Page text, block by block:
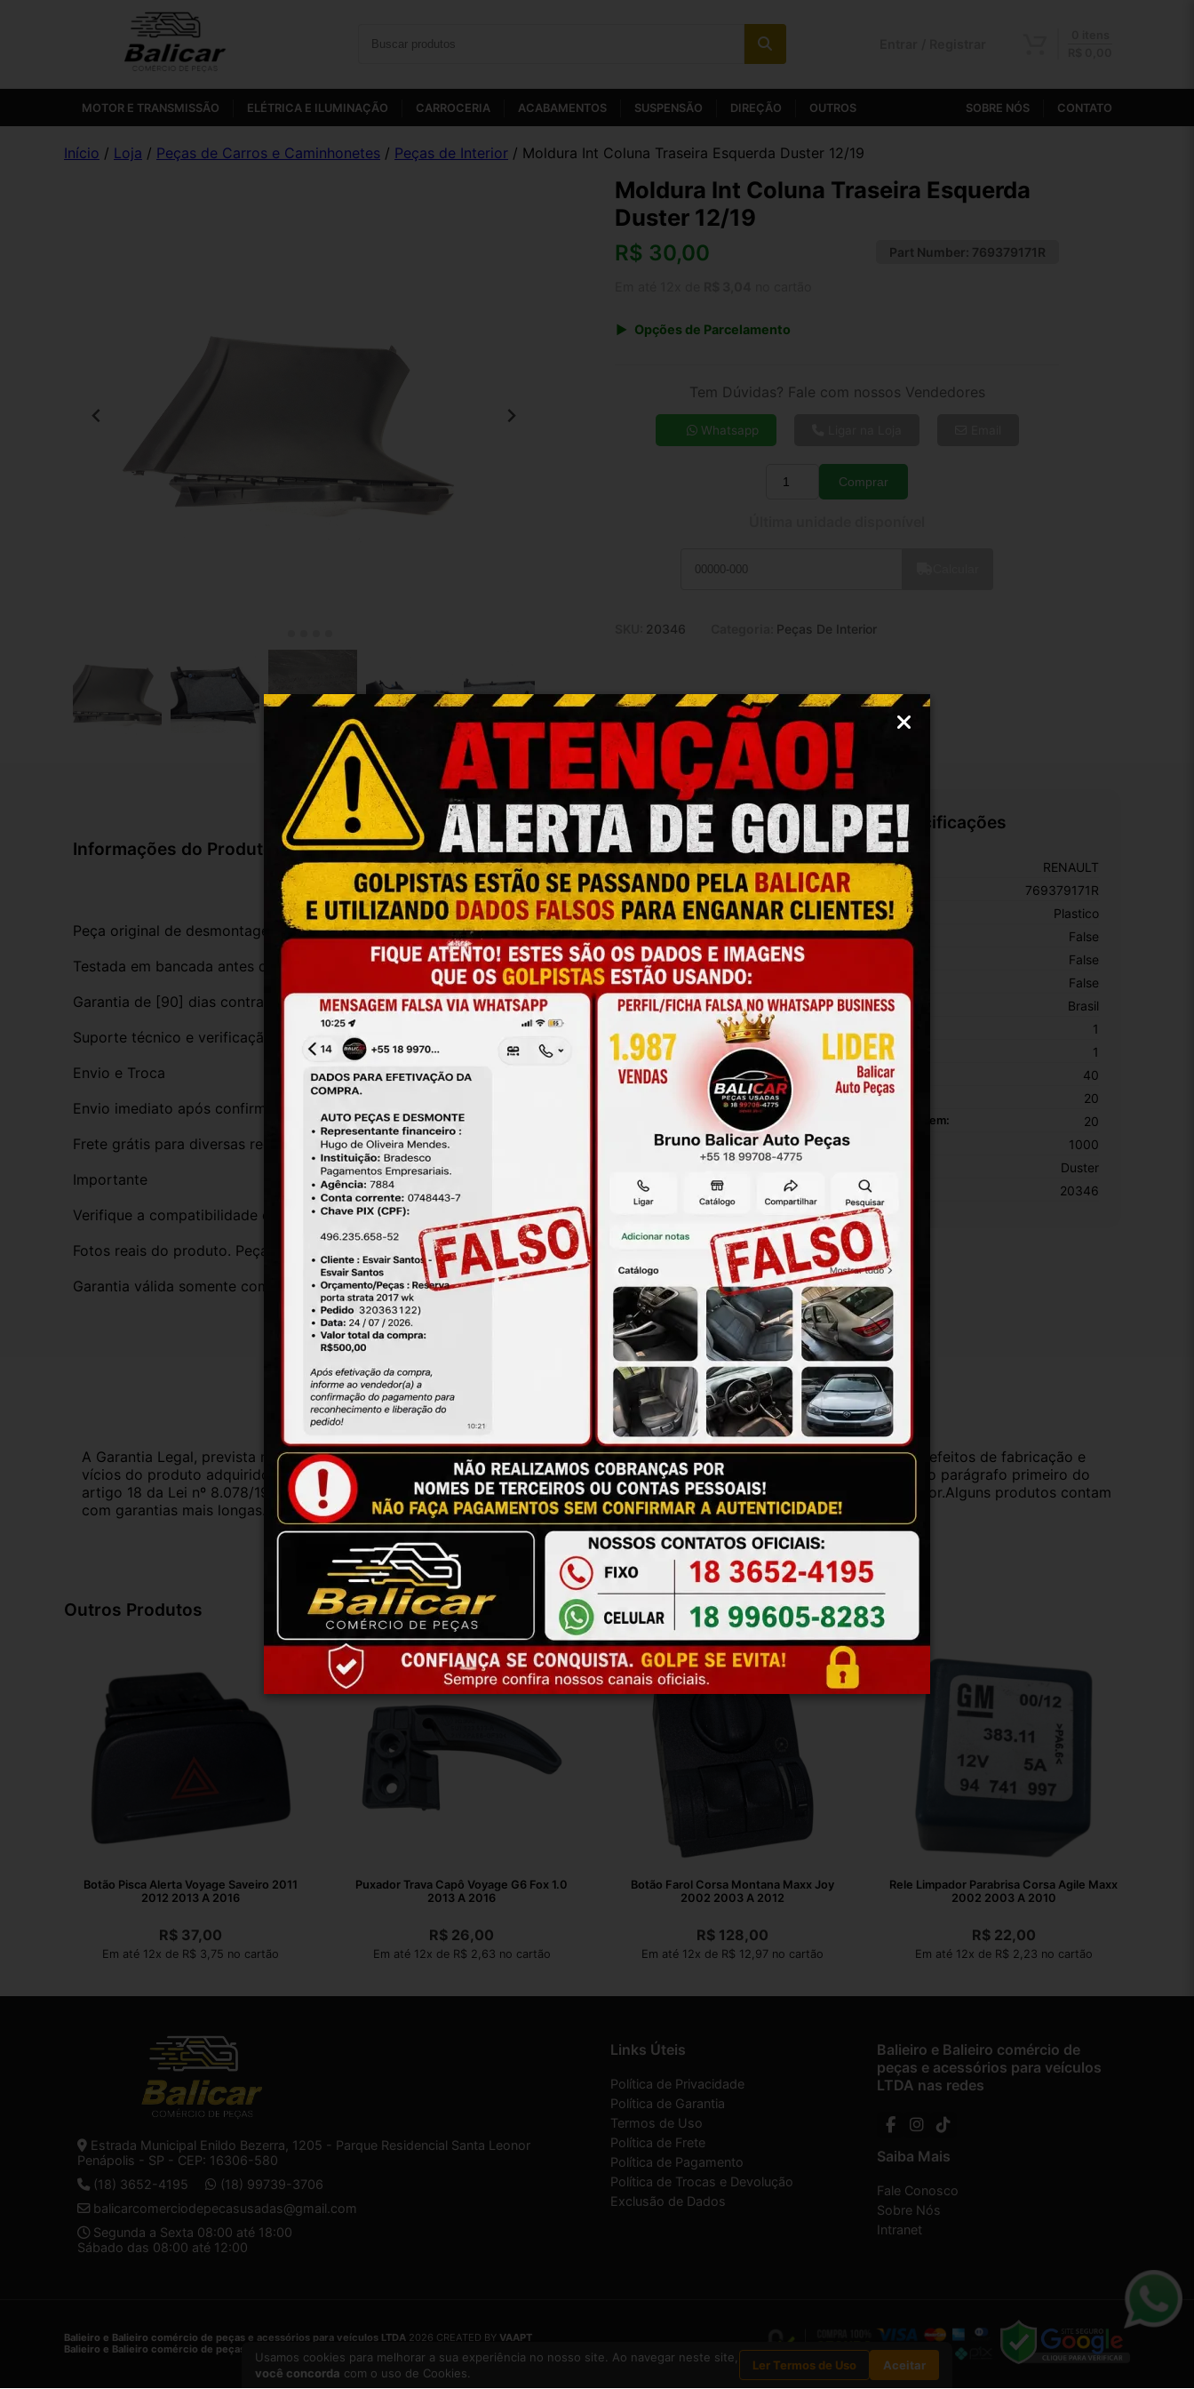
MOTOR E TRANSMISSÃO ELÉTRICA E ILUMINAÇÃO CARROCERIA ACABAMENTOS SUSPENSÃO DIREÇÃO OUTROS SOBRE NÓS CONTATO
Início / Loja / Peças de Carros e Caminhonetes / Peças de Interior / Moldura Int Coluna Traseira Esquerda Duster 12/19
Moldura Int Coluna Traseira Esquerda
Duster 12/19
R$ 30,00 Part Number: 769379171R
Opções de Parcelamento
7x de R$ 4,92
9x de R$ 3,92
Tem Dúvidas? Fale com nossos Vendedores
Whatsapp
Quantidade
Comprar
20346 Peças De Interior
Informações do Produto
Peça original de desmontagem, com procedência e qualidade
Testada em bancada antes do envio
Garantia de [90] dias contra defeitos de funcionamento
Suporte técnico e verificação de compatibilidade antes da compra
Envio e Troca
Envio imediato após confirmação da compra
Frete grátis para diversas regiões do Brasil
Importante
Verifique a compatibilidade com seu veículo. Tire suas dúvidas no campo de perguntas!
Fotos reais do produto. Peça exatamente igual à das imagens.
Garantia válida somente com instalação por profissional qualificado.
Especificações
Marca: RENAULT
Número De Peça: 769379171R
Material: Plastico
Com Porta-Luvas Central: False
Com Iluminação: False
False
Origem: Brasil
1
1
Altura Da Embalagem: 40
Largura Da Embalagem: 20
Comprimento Da Embalagem: 20
Peso Da Embalagem: 1000
Duster
SKU: 20346
Garantia Certificado de Procedência Troca e Devolução
A Garantia Legal, prevista no Código de Defesa do Consumidor, é de 90 (noventa) dias a partir da data da compra e cobre defeitos de fabricação e
vícios do produto adquirido.Na impossibilidade de reparar o produto, o cliente poderá escolher dentre as opções previstas no parágrafo primeiro do
artigo 18 da Lei nº 8.078/1990, ou, ainda, a utilização do crédito como parte do pagamento de outro produto de valor superior.Alguns produtos contam
com garantias mais longas. Consulte nossos vendedores. A ga...
Ler mais
Outros Produtos
Botão Pisca Alerta Voyage Saveiro 2011
2012 2013 A 2016
R$ 37,00
Em até 12x de R$ 3,75 no cartão
Puxador Trava Capô Voyage G6 Fox 1.0
2013 A 2016
R$ 26,00
Em até 12x de R$ 2,63 no cartão
Botão Farol Corsa Montana Maxx Joy
2002 2003 A 2012
R$ 128,00
Em até 12x de R$ 12,97 no cartão
Rele Limpador Parabrisa Corsa Agile Maxx
2002 2003 A 2010
R$22,00
Em até 12x de R$ 2,23 no cartão
Estrada Municipal Enildo Bezerra, 1205 - Parque Residencial Santa Leonor
Penápolis - SP - CEP: 16306-580
(18) 3652-4195
(18) 99739-3706
balicarcomerciodepecasusadas@gmail.com
Segunda a Sexta 08:00 até 18:00
Sábado das 08:00 até 12:00
Links Úteis
Política de Privacidade
Política de Garantia
Termos de Uso
Política de Frete
Política de Pagamento
Política de Trocas e Devolução
Exclusão de Dados
Balieiro e Balieiro comércio de
peças e acessórios para veículos
LTDA nas redes
Saiba Mais
Fale Conosco
Sobre Nós
Intranet
Balieiro e Balieiro comércio de peças e acessórios para veículos LTDA 2026 CREATED BY VAAPT
Balieiro e Balieiro comércio de peças e acessórios para veículos LTDA
Usamos cookies para melhorar a sua experiência no nosso site. Ao navegar neste site,
você concorda com o uso de Cookies.
Ler Termos de Uso Aceitar